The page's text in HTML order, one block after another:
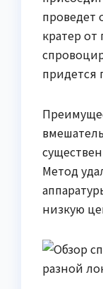
проведет
кратер
придется
Метод
низкую